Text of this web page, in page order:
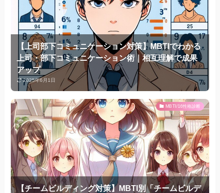
【上司部下コミュニケーション対策】MBTIでわかる
上司・部下コミュニケーション術｜相互理解で成果
アップ
2025年6月1日
MBTI/16性格診断
【チームビルディング対策】MBTI別「チームビルデ